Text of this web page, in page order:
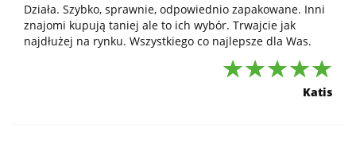
Działa. Szybko, sprawnie, odpowiednio zapakowane. Inni
znajomi kupują taniej ale to ich wybór. Trwajcie jak
najdłużej na rynku. Wszystkiego co najlepsze dla Was.
Katis